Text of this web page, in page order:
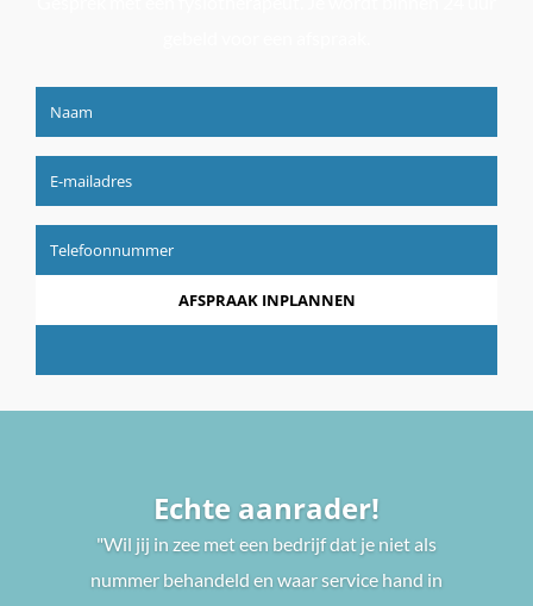
Echte aanrader!
"Wil jij in zee met een bedrijf dat je niet als
nummer behandeld en waar service hand in